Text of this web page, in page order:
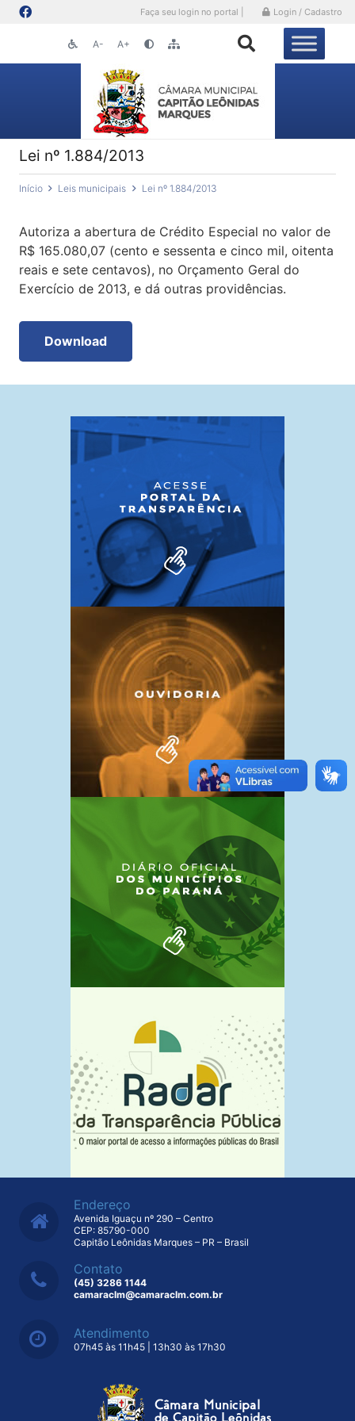
Faça seu login no portal | Login / Cadastro
A- A+
Lei nº 1.884/2013
Início Leis municipais Lei nº 1.884/2013
Autoriza a abertura de Crédito Especial no valor de
R$ 165.080,07 (cento e sessenta e cinco mil, oitenta
reais e sete centavos), no Orçamento Geral do
Exercício de 2013, e dá outras providências.
Download
Endereço
Avenida Iguaçu nº 290 – Centro
CEP: 85790-000
Capitão Leônidas Marques – PR – Brasil
Contato
(45) 3286 1144
camaraclm@camaraclm.com.br
Atendimento
07h45 às 11h45 | 13h30 às 17h30